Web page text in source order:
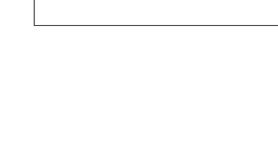
Анар Байрамов уволил